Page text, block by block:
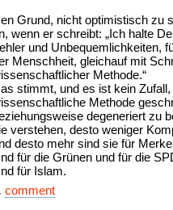
Grund, nicht optimistisch zu
wenn er schreibt: „Ich halte
und Unbequemlichkeiten,
Menschheit, gleichauf mit
Methode.“
stimmt, und es ist kein
Methode
degeneriert zu
verstehen, desto weniger
desto mehr sind sie für
für die Grünen und für die
für Islam.
comment